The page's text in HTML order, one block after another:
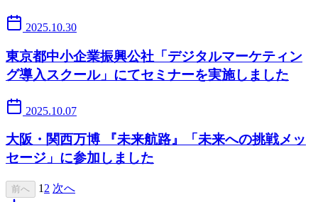
2025.10.30
東京都中小企業振興公社「デジタルマーケティン
グ導入スクール」にてセミナーを実施しました
2025.10.07
大阪・関西万博 『未来航路』「未来への挑戦メッ
セージ」に参加しました
前へ 1 2 次へ